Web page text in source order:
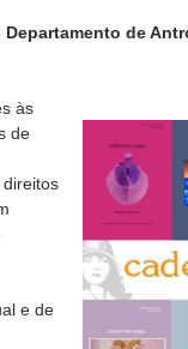
de
às
de
e de